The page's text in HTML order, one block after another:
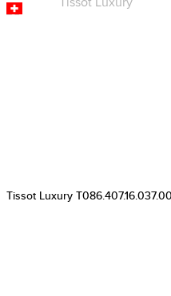
Tissot Luxury T086.407.16.037.00